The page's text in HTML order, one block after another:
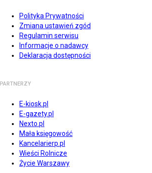
Polityka Prywatności
Zmiana ustawień zgód
Regulamin serwisu
Informacje o nadawcy
Deklaracja dostępności
PARTNERZY
E-kiosk.pl
E-gazety.pl
Nexto.pl
Mała księgowość
Kancelarierp.pl
Wieści Rolnicze
Życie Warszawy